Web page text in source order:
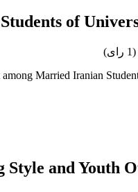
of
Married Iranian
Style and Youth